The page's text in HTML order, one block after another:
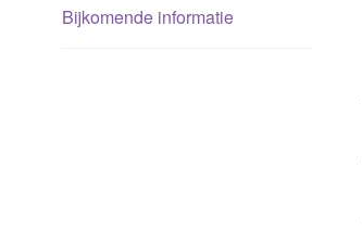
Bijkomende informatie